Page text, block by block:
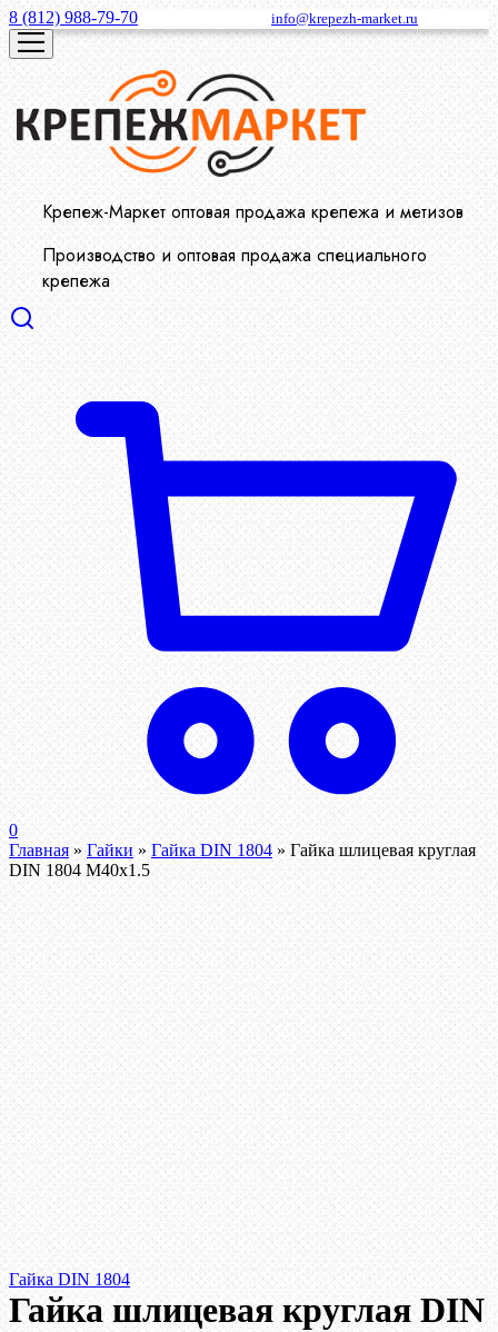
8 (812) 988-79-70 info@krepezh-market.ru
Крепеж-Маркет оптовая продажа крепежа и метизов
Производство и оптовая продажа специального
крепежа
0
Главная » Гайки » Гайка DIN 1804 » Гайка шлицевая круглая
DIN 1804 М40х1.5
Гайка DIN 1804
Гайка шлицевая круглая DIN